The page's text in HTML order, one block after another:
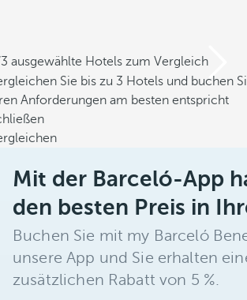
ausgewählte Hotels zum Vergleich
Sie bis zu 3 Hotels und buchen
Anforderungen am besten entspricht
Mit der Barceló-App
den besten Preis in
Buchen Sie mit my Barceló
unsere App und Sie erhalten
zusätzlichen Rabatt von 5 %.